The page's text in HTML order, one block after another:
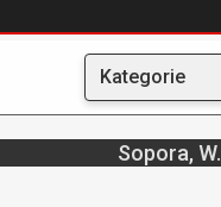
Kategorie
Sopora, W.